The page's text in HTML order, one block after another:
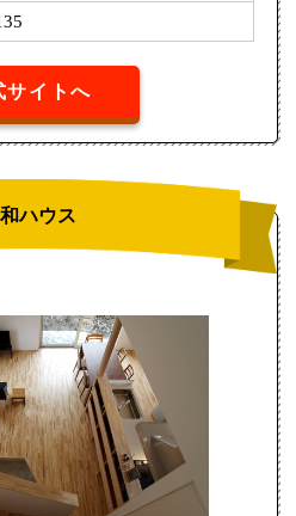
サイトへ
ハウス